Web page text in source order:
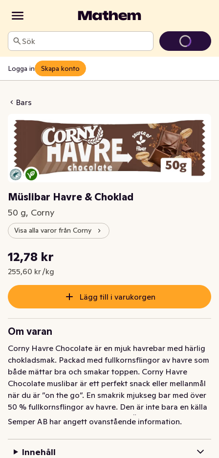
Sök
Logga in Skapa konto
Bars
& Choklad
Müslibar Havre & Choklad
50 g, Corny
Visa alla varor från Corny
Nuvarande pris är: 12,78 kr
12,78 kr
255,60 kr /kg
Styckpris: 255,60 kr /kg
Lägg till i varukorgen
Om varan
Corny Havre Chocolate är en mjuk havrebar med härlig
chokladsmak. Packad med fullkornsflingor av havre som
både mättar bra och smakar toppen. Corny Havre
Chocolate muslibar är ett perfekt snack eller mellanmål
när du är ”on the go”. En smakrik mjukseg bar med över
50 % fullkornsflingor av havre. Den är inte bara en källa
till fibrer, den är också riktigt god. Är du galen i choklad
Semper AB har angett ovanstående information.
Innehåll